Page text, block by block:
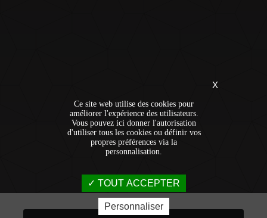
X
Ce site web utilise des cookies pour
améliorer l'expérience des utilisateurs.
Vous pouvez ici donner l'autorisation
d'utiliser tous les cookies ou définir vos
propres préférences via la
personnalisation.
TOUT ACCEPTER
Personnaliser